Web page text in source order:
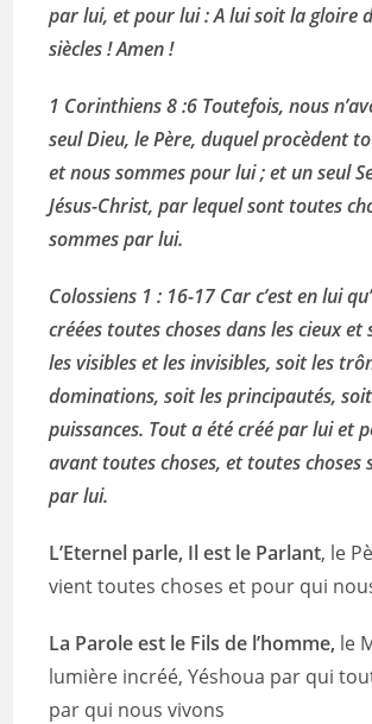
par lui, et pour lui : A lui soit la gloire
siècles ! Amen !
1 Corinthiens 8 :6 Toutefois, nous
seul Dieu, le Père, duquel procèdent
et nous sommes pour lui ; et un seul
Jésus-Christ, par lequel sont toutes
sommes par lui.
Colossiens 1 : 16-17 Car c’est en lui
créées toutes choses dans les cieux
les visibles et les invisibles, soit les
dominations, soit les principautés,
puissances. Tout a été créé par lui et
avant toutes choses, et toutes choses
par lui.
L’Eternel parle, Il est le Parlant, le
vient toutes choses et pour qui
La Parole est le Fils de l’homme, le
lumière incréé, Yéshoua par qui
par qui nous vivons